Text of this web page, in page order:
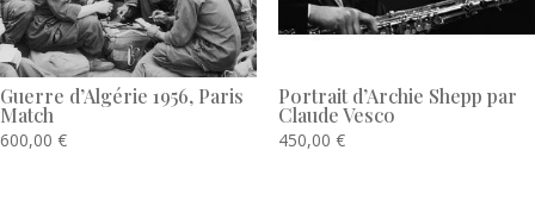
Guerre d’Algérie 1956, Paris
Match
600,00 €
Portrait d’Archie Shepp par
Claude Vesco
450,00 €